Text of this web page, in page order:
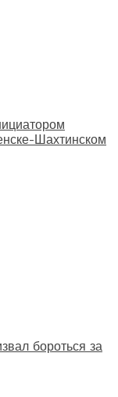
Шахтинском
бороться за